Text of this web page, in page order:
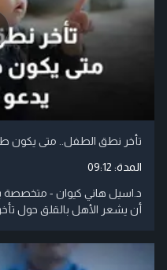
تأخر نطق الطفل.. متى يكون
المدة: 09:12
د.اسيل هاني كيوان - متخصصة
أن يشعر الأهل بالقلق حول